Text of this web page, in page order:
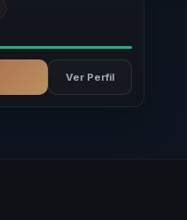
Ver Perfil